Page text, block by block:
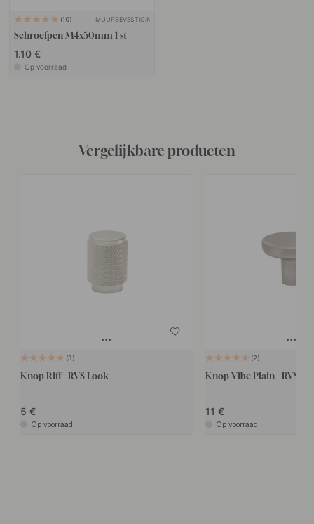
10 MUURBEVESTIGING
Schroefpen M4x50mm 1 st
1.10 €
Op voorraad
Vergelijkbare producten
3
Knop Riff - RVS Look
5
Op voorraad
2
Knop Vibe Plain - RVS
11
Op voorraad